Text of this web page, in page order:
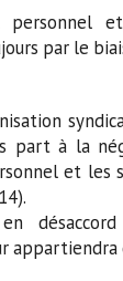
par le
part à la
et les
appartiendra